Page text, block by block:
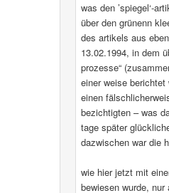
was den ’spiegel‘-
über den grünenn
des artikels aus
13.02.1994, in dem
prozesse“
einer weise
einen
bezichtigten – was
tage später
dazwischen war die
wie hier jetzt mit
bewiesen wurde, nur